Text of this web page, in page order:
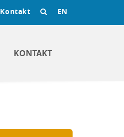
Kontakt EN
KONTAKT